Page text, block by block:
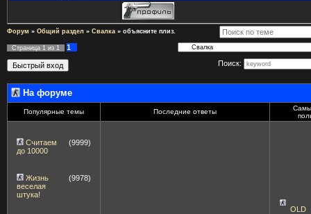
Форум » Общий раздел » Свалка » объясните плиз.
Страница 1 из 1
1
Поиск:
На форуме
Популярные темы Последние ответы
Считаем
до 10000
(9999)
Жизнь
веселая
штука!
(9978)
OLD